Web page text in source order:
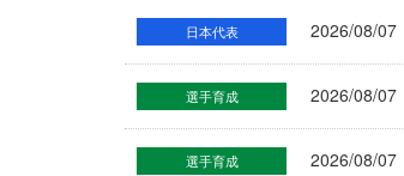
日本代表 2026/08/07
選手育成 2026/08/07
選手育成 2026/08/07